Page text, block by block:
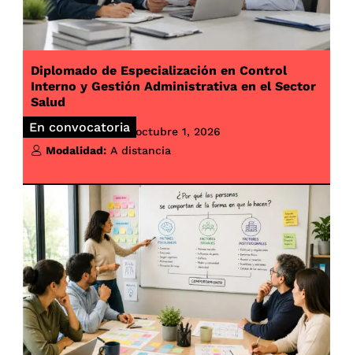
En convocatoria
Diplomado de Especialización en Control
Interno y Gestión Administrativa en el Sector
Salud
Inicio de clases: octubre 1, 2026
Modalidad: A distancia